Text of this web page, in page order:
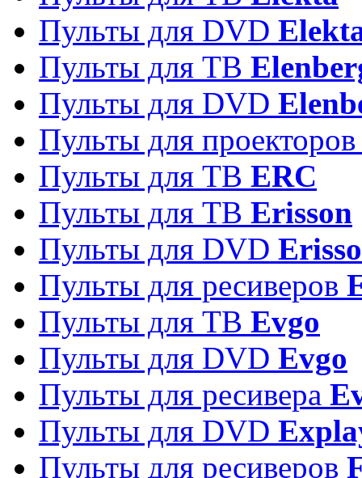
Пульты для DVD
Пульты для ТВ
Пульты для DVD
Пульты для
Пульты для ТВ ERC
Пульты для ТВ Erisson
Пульты для DVD
Пульты для ресиверов
Пульты для ТВ Evgo
Пульты для DVD Evgo
Пульты для ресивера
Пульты для DVD
Пульты для ресиверов